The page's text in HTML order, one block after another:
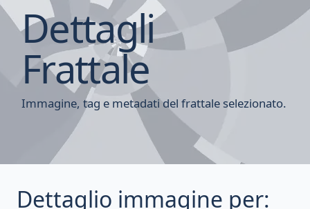
Dettagli
Frattale
Immagine, tag e metadati del frattale selezionato.
Dettaglio immagine per: